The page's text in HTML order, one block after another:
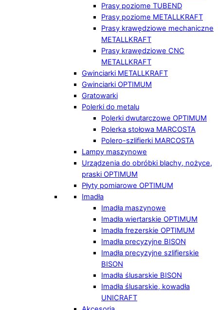
Prasy poziome TUBEND
Prasy poziome METALLKRAFT
Prasy krawędziowe mechaniczne
METALLKRAFT
Prasy krawędziowe CNC
METALLKRAFT
Gwinciarki METALLKRAFT
Gwinciarki OPTIMUM
Gratowarki
Polerki do metalu
Polerki dwutarczowe OPTIMUM
Polerka stołowa MARCOSTA
Polero-szlifierki MARCOSTA
Lampy maszynowe
Urządzenia do obróbki blachy, nożyce,
praski OPTIMUM
Płyty pomiarowe OPTIMUM
Imadła
Imadła maszynowe
Imadła wiertarskie OPTIMUM
Imadła frezerskie OPTIMUM
Imadła precyzyjne BISON
Imadła precyzyjne szlifierskie
BISON
Imadła ślusarskie BISON
Imadła ślusarskie, kowadła
UNICRAFT